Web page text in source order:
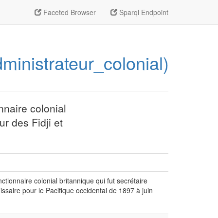
Faceted Browser Sparql Endpoint
colonial
des Fidji et
colonial britannique qui fut secrétaire
pour le Pacifique occidental de 1897 à juin